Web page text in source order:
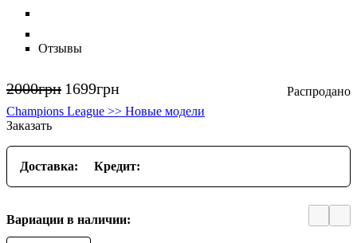
Отзывы
2000грн 1699грн
Champions League >> Новые модели
Заказать
Доставка: Кредит:
Вариации в наличии: